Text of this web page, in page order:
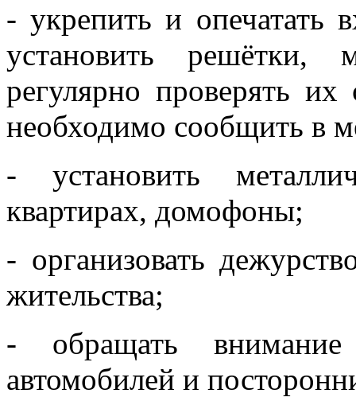
- укрепить и опечатать
установить решётки,
регулярно проверять
необходимо сообщить в
- установить
квартирах, домофоны;
- организовать
жительства;
- обращать
автомобилей и